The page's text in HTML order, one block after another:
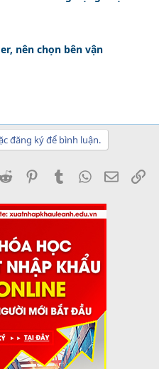
nên chọn bên vận
đăng ký để bình luận.
Reddit PinterestTumblrWhatsApp
Email